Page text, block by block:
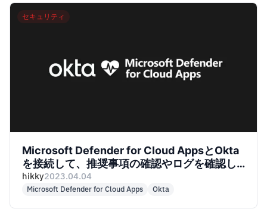
セキュリティ
Microsoft Defender for Cloud AppsとOkta
を接続して、推奨事項の確認やログを確認し
てみた
hikky2023.04.04
Microsoft Defender for Cloud Apps Okta